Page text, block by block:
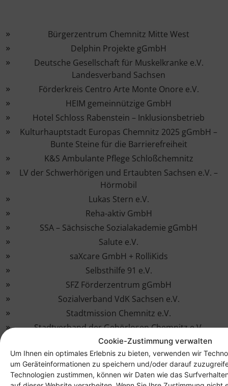
Cookie-Zustimmung verwalten
Um Ihnen ein optimales Erlebnis zu bieten, verwenden wir
um Geräteinformationen zu speichern und/oder darauf
Technologien zustimmen, können wir Daten wie das
Bürgerzentrum Chemnitz Mitte West
Delphin Projekte gGmbH
Deutsche Gesellschaft für Muskelkranke e.V.
Landesverband Sachsen
Förderkreis Centro Arte Monte Onore e.V.
HEIM gemeinnützige GmbH
Hotel Schloss Rabenstein – Inklusionsbetrieb
Kulturhauptstadt Europas Chemnitz 2025 gGmbH –
Bunte Steine für die Barrierefreiheit
K&S Ambulante Pflege Schloßchemnitz
LV der Schwerhörigen und Ertaubten Sachsen e.V. –
Hörmobil
Lukas Stern e.V.
Reha-aktiv GmbH
SSA – Sächsische Sozialakademie gGmbH
Salute e.V.
saXcare GmbH + RolliKids
Selbsthilfe 91 e.V.
SFZ Förderzentrum gGmbH
Sozialverband VdK Sachsen e.V.
Stadtmission Chemnitz e.V.
Stadtverband der Gehörlosen Chemnitz e.V.
VIP Chemnitz e.V.
Weißer Stock e.V.